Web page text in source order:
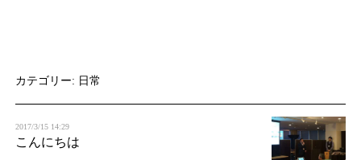
カテゴリー: 日常
2017/3/15 14:29
こんにちは
i
o
n